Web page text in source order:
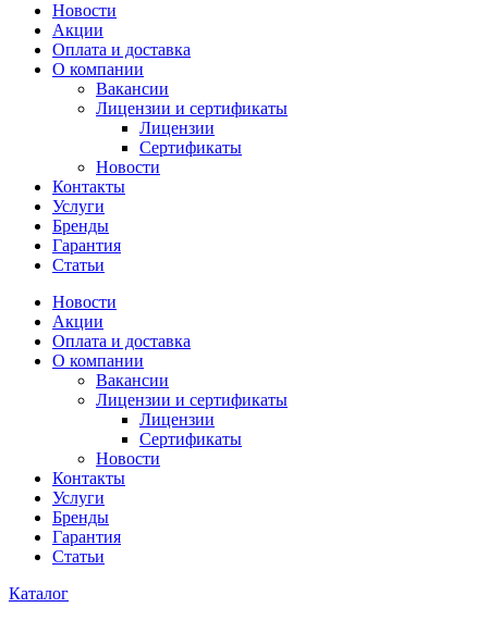
Новости
Акции
Оплата и доставка
О компании
Вакансии
Лицензии и сертификаты
Лицензии
Сертификаты
Новости
Контакты
Услуги
Бренды
Гарантия
Статьи
Новости
Акции
Оплата и доставка
О компании
Вакансии
Лицензии и сертификаты
Лицензии
Сертификаты
Новости
Контакты
Услуги
Бренды
Гарантия
Статьи
Каталог